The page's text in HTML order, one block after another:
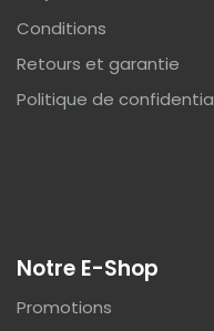
Conditions
Retours et garantie
Politique de
Notre E-Shop
Promotions